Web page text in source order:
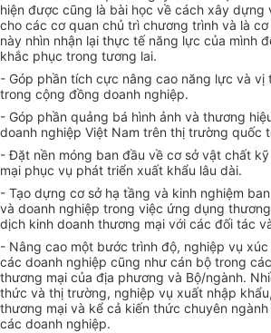
hiện được cũng là bài học về cách xây dựng
cho các cơ quan chủ trì chương trình và là
này nhìn nhận lại thực tế năng lực của mình
khắc phục trong tương lai.
- Góp phần tích cực nâng cao năng lực và vị
trong cộng đồng doanh nghiệp.
- Góp phần quảng bá hình ảnh và thương
doanh nghiệp Việt Nam trên thị trường quốc
- Đặt nền móng ban đầu về cơ sở vật chất
mại phục vụ phát triển xuất khẩu lâu dài.
- Tạo dựng cơ sở hạ tầng và kinh nghiệm
và doanh nghiệp trong việc ứng dụng
dịch kinh doanh thương mại với các đối tác
- Nâng cao một bước trình độ, nghiệp vụ
các doanh nghiệp cũng như cán bộ trong
thương mại của địa phương và Bộ/ngành.
thức và thị trường, nghiệp vụ xuất nhập
thương mại và kể cả kiến thức chuyên
các doanh nghiệp.